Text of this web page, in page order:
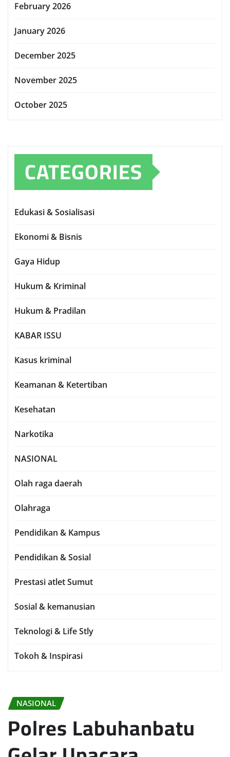
February 2026
January 2026
December 2025
November 2025
October 2025
CATEGORIES
Edukasi & Sosialisasi
Ekonomi & Bisnis
Gaya Hidup
Hukum & Kriminal
Hukum & Pradilan
KABAR ISSU
Kasus kriminal
Keamanan & Ketertiban
Kesehatan
Narkotika
NASIONAL
Olah raga daerah
Olahraga
Pendidikan & Kampus
Pendidikan & Sosial
Prestasi atlet Sumut
Sosial & kemanusian
Teknologi & Life Stly
Tokoh & Inspirasi
NASIONAL
Polres Labuhanbatu